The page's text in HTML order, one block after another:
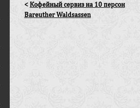
<Кофейный сервиз на 10 персон
Bareuther Waldsassen